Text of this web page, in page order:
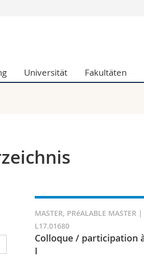
und Sozialwissenschaftliche Fak.
Fak.
Universität Fakultäten
MASTER, PRéALABLE MASTER
L17.01680
Colloque / participation
I